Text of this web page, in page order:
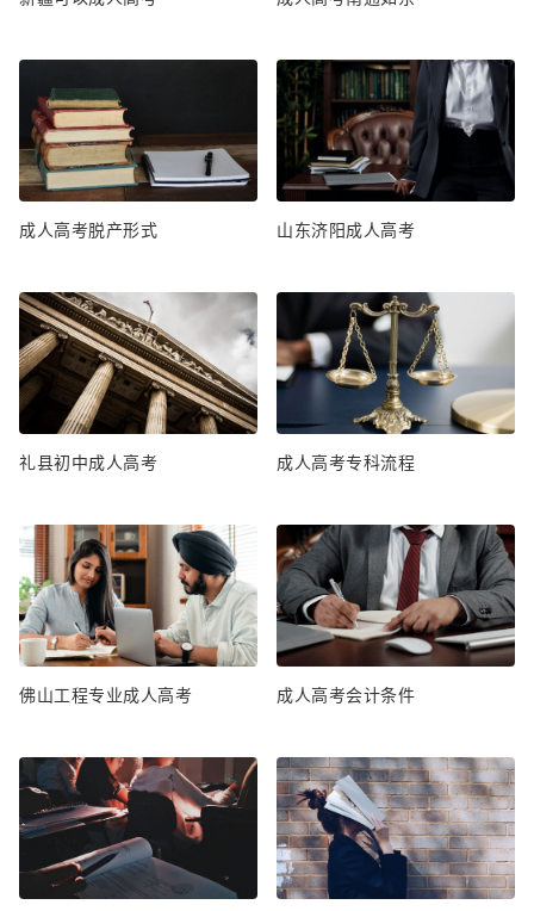
成人高考脱产形式 山东济阳成人高考
礼县初中成人高考 成人高考专科流程
佛山工程专业成人高考 成人高考会计条件